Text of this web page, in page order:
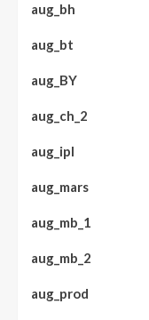
aug_bh
aug_bt
aug_BY
aug_ch_2
aug_ipl
aug_mars
aug_mb_1
aug_mb_2
aug_prod